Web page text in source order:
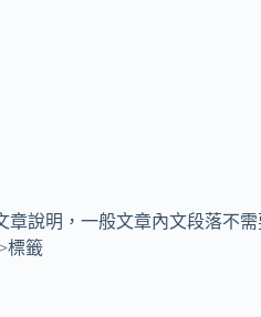
說明，一般文章內文段落不
標籤